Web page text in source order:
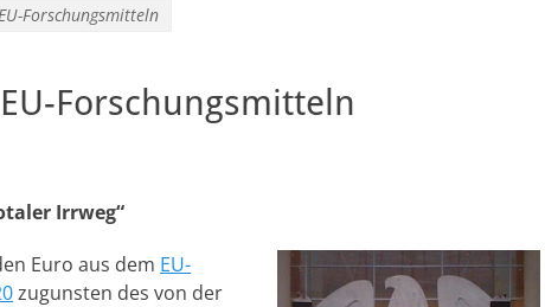
Forschungsmitteln
Forschungsmitteln
Irrweg“
Euro aus dem EU-
zugunsten des von der